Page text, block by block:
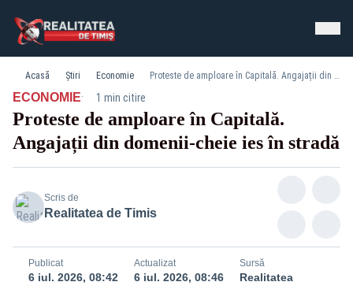
Acasă Știri Economie Proteste de amploare în Capitală. Angajații din domenii-cheie ies în stradă
ECONOMIE· 1 min citire
Proteste de amploare în Capitală.
Angajații din domenii-cheie ies în stradă
Scris de
Realitatea de Timis
Publicat
6 iul. 2026, 08:42
Actualizat
6 iul. 2026, 08:46
Sursă
Realitatea